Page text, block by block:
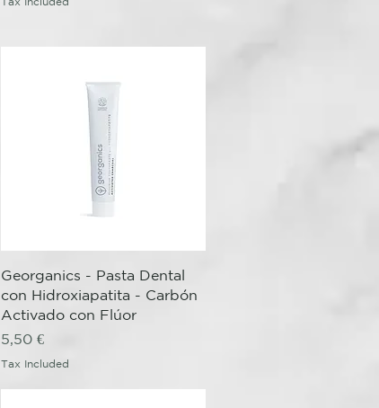
Quick View
Georganics - Pasta Dental
con Hidroxiapatita - Carbón
Activado con Flúor
Price
5,50 €
Tax Included